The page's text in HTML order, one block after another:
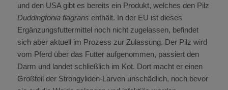
und den USA gibt es bereits ein Produkt, welches den Pilz
Duddingtonia flagrans enthält. In der EU ist dieses
Ergänzungsfuttermittel noch nicht zugelassen, befindet
sich aber aktuell im Prozess zur Zulassung. Der Pilz wird
vom Pferd über das Futter aufgenommen, passiert den
Darm und landet schließlich im Kot. Dort macht er einen
Großteil der Strongyliden-Larven unschädlich, noch bevor